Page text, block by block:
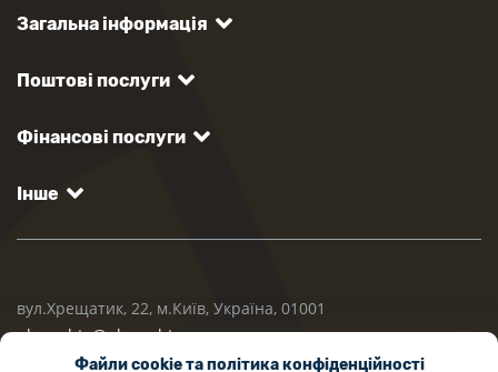
Загальна інформація
Поштові послуги
Фінансові послуги
Інше
вул.Хрещатик, 22, м.Київ, Україна, 01001
ukrposhta@ukrposhta.ua
Файли cookie та політика конфіденційності